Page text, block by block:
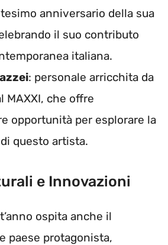
anniversario della sua
il suo contributo
italiana.
: personale arricchita da
MAXXI, che offre
opportunità per esplorare la
questo artista.
e Innovazioni
ospita anche il
paese protagonista,